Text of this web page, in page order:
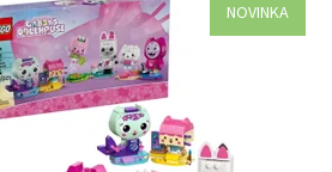
NOVINKA
stavění se stavebnicí Gábi a kočičí
(11215), která obsahuje 6 figurek
Gábinin kouzelný domek pro kluky a
Děti si užijí nekonečnou zábavu při
postaviček, přehrávání...